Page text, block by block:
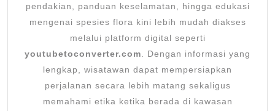
pendakian, panduan keselamatan, hingga edukasi
mengenai spesies flora kini lebih mudah diakses
melalui platform digital seperti
youtubetoconverter.com . Dengan informasi yang
lengkap, wisatawan dapat mempersiapkan
perjalanan secara lebih matang sekaligus
memahami etika ketika berada di kawasan